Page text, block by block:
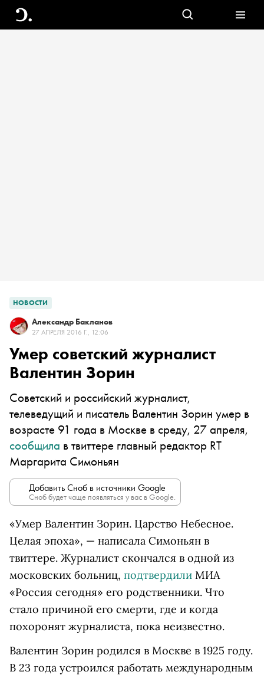
НОВОСТИ
Александр Бакланов
27 АПРЕЛЯ 2016 Г., 12:06
Умер советский журналист
Валентин Зорин
Советский и российский журналист,
телеведущий и писатель Валентин Зорин умер в
возрасте 91 года в Москве в среду, 27 апреля,
сообщила в твиттере главный редактор RT
Маргарита Симоньян
Добавить Сноб в источники Google
Сноб будет чаще появляться у вас в Google.
«Умер Валентин Зорин. Царство Небесное.
Целая эпоха», — написала Симоньян в
твиттере. Журналист скончался в одной из
московских больниц, подтвердили МИА
«Россия сегодня» его родственники. Что
стало причиной его смерти, где и когда
похоронят журналиста, пока неизвестно.
Валентин Зорин родился в Москве в 1925 году.
В 23 года устроился работать международным